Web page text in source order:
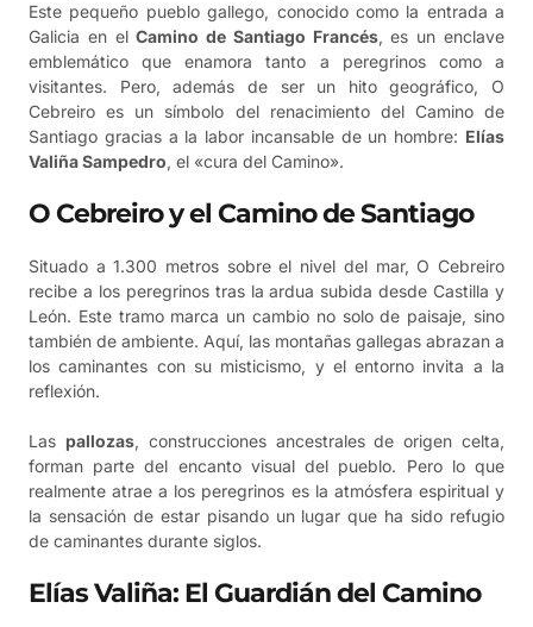
Este pequeño pueblo gallego, conocido como la entrada a
Galicia en elCamino de Santiago Francés, es un enclave
emblemático que enamora tanto a peregrinos como a
visitantes. Pero, además de ser un hito geográfico, O
Cebreiro es un símbolo del renacimiento del Camino de
Santiago gracias a la labor incansable de un hombre: Elías
Valiña Sampedro, el «cura del Camino».
O Cebreiro y el Camino de Santiago
Situado a 1.300 metros sobre el nivel del mar, O Cebreiro
recibe a los peregrinos tras la ardua subida desde Castilla y
León. Este tramo marca un cambio no solo de paisaje, sino
también de ambiente. Aquí, las montañas gallegas abrazan a
los caminantes con su misticismo, y el entorno invita a la
reflexión.
Las pallozas, construcciones ancestrales de origen celta,
forman parte del encanto visual del pueblo. Pero lo que
realmente atrae a los peregrinos es la atmósfera espiritual y
la sensación de estar pisando un lugar que ha sido refugio
de caminantes durante siglos.
Elías Valiña: El Guardián del Camino